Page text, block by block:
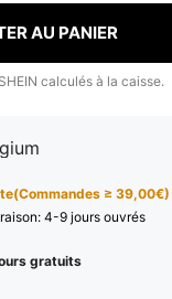
AU PANIER
calculés à la caisse.
≥ 39,00€)
4-9 jours ouvrés
gratuits